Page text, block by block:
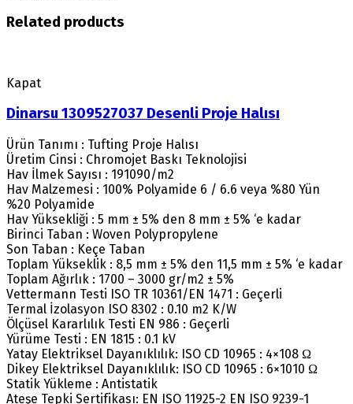
Related products
Kapat
Dinarsu 1309527037 Desenli Proje Halısı
Ürün Tanımı : Tufting Proje Halısı
Üretim Cinsi : Chromojet Baskı Teknolojisi
Hav İlmek Sayısı : 191090/m2
Hav Malzemesi : 100% Polyamide 6 / 6.6 veya %80 Yün
%20 Polyamide
Hav Yüksekliği : 5 mm ± 5% den 8 mm ± 5% ‘e kadar
Birinci Taban : Woven Polypropylene
Son Taban : Keçe Taban
Toplam Yükseklik : 8,5 mm ± 5% den 11,5 mm ± 5% ‘e kadar
Toplam Ağırlık : 1700 – 3000 gr/m2 ± 5%
Vettermann Testi ISO TR 10361/EN 1471 : Geçerli
Termal İzolasyon ISO 8302 : 0.10 m2 K/W
Ölçüsel Kararlılık Testi EN 986 : Geçerli
Yürüme Testi : EN 1815 : 0.1 kV
Yatay Elektriksel Dayanıklılık: ISO CD 10965 : 4×108 Ω
Dikey Elektriksel Dayanıklılık: ISO CD 10965 : 6×1010 Ω
Statik Yükleme : Antistatik
Ateşe Tepki Sertifikası: EN ISO 11925-2 EN ISO 9239-1